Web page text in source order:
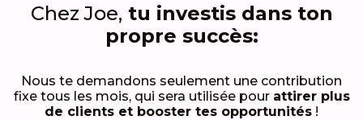
Chez Joe, tu investis dans ton
propre succès:
Nous te demandons seulement une contribution
fixe tous les mois, qui sera utilisée pour attirer plus
de clients et booster tes opportunités !